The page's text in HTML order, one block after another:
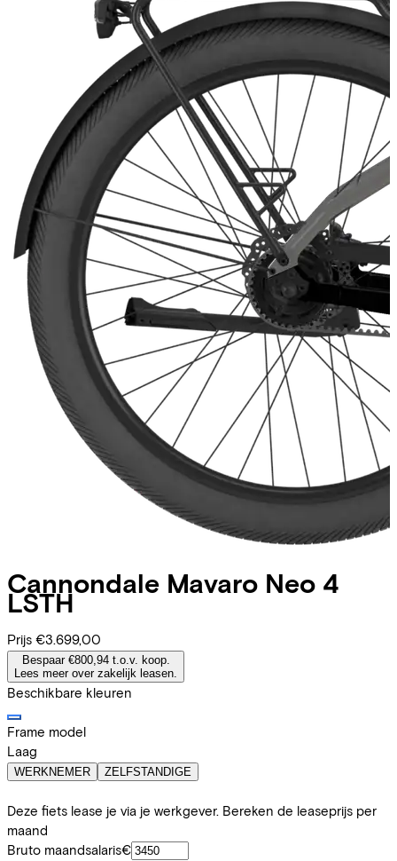
Cannondale Mavaro Neo 4
LSTH
Prijs €3.699,00
Bespaar €800,94 t.o.v. koop.
Lees meer over zakelijk leasen.
Beschikbare kleuren
Frame model
Laag
WERKNEMER ZELFSTANDIGE
Deze fiets lease je via je werkgever. Bereken de leaseprijs per
maand
Bruto maandsalaris€